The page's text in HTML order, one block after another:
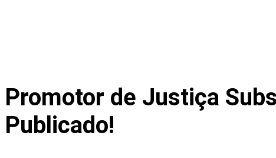
Promotor de Justiça
Publicado!